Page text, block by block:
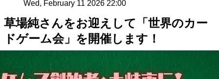
Wed, February 11 2026 22:00
草場純さんをお迎えして「世界のカー
ドゲーム会」を開催します！